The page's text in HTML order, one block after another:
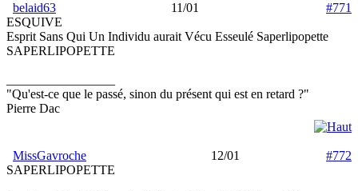
belaid63
11/01
#771
ESQUIVE
Esprit Sans Qui Un Individu aurait Vécu Esseulé Saperlipopette
SAPERLIPOPETTE
"Qu'est-ce que le passé, sinon du présent qui est en retard ?"
Pierre Dac
MissGavroche 12/01
#772
SAPERLIPOPETTE